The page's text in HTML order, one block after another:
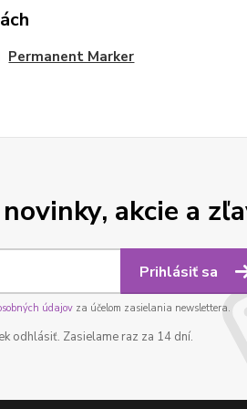
Permanent Marker
akcie a
Prihlásiť sa
údajovza účelom zasielania newslettera.
odhlásiť. Zasielame raz za 14 dní.